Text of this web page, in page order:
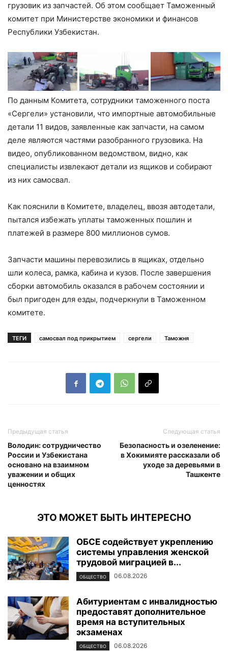
грузовик из запчастей. Об этом сообщает Таможенный
комитет при Министерстве экономики и финансов
Республики Узбекистан.
По данным Комитета, сотрудники таможенного поста
«Сергели» установили, что импортные автомобильные
детали 11 видов, заявленные как запчасти, на самом
деле являются частями разобранного грузовика. На
видео, опубликованном ведомством, видно, как
специалисты извлекают детали из ящиков и собирают
из них самосвал.
Как пояснили в Комитете, владелец, ввозя автодетали,
пытался избежать уплаты таможенных пошлин и
платежей в размере 800 миллионов сумов.
Запчасти машины перевозились в ящиках, отдельно
шли колеса, рамка, кабина и кузов. После завершения
сборки автомобиль оказался в рабочем состоянии и
был пригоден для езды, подчеркнули в Таможенном
комитете.
ТЕГИ самосвал под прикрытием сергели Таможня
Предыдущая статья
Володин: сотрудничество
России и Узбекистана
основано на взаимном
уважении и общих
ценностях
Следующая статья
Безопасность и озеленение:
в Хокимияте рассказали об
уходе за деревьями в
Ташкенте
ЭТО МОЖЕТ БЫТЬ ИНТЕРЕСНО
ОБСЕ содействует укреплению
системы управления женской
трудовой миграцией в...
ОБЩЕСТВО 06.08.2026
Абитуриентам с инвалидностью
предоставят дополнительное
время на вступительных
экзаменах
ОБЩЕСТВО 06.08.2026